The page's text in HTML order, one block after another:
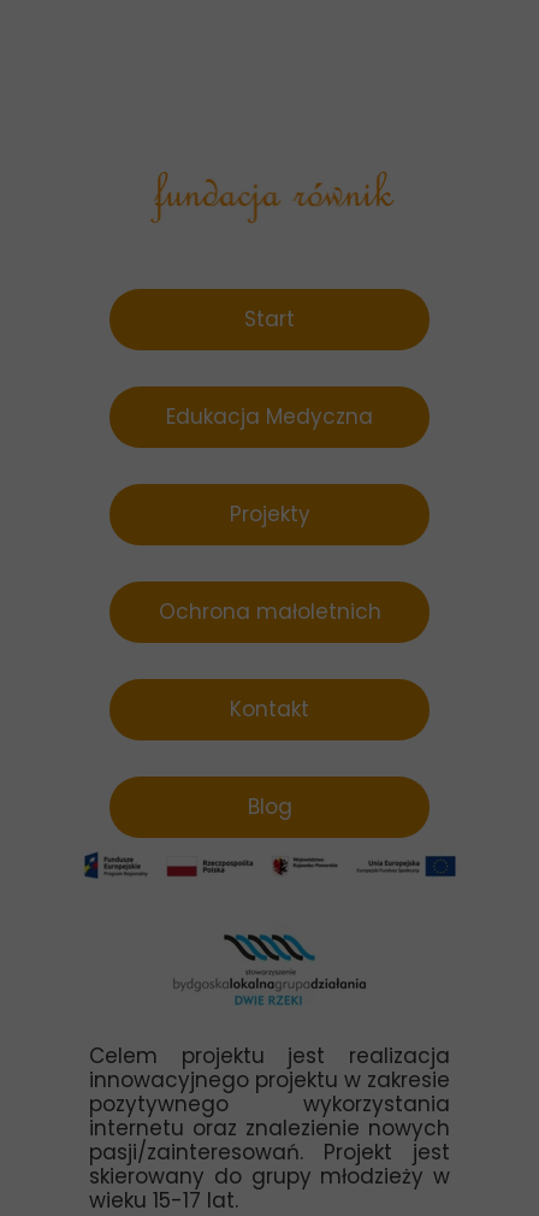
Celem projektu jest realizacja
innowacyjnego projektu w zakresie
pozytywnego wykorzystania
internetu oraz znalezienie nowych
pasji/zainteresowań. Projekt jest
skierowany do grupy młodzieży w
wieku 15-17 lat.
Start
Edukacja Medyczna
Projekty
Ochrona małoletnich
Kontakt
Statut
Blog